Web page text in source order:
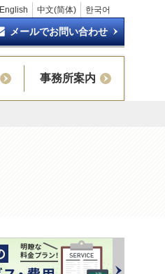
English 中文(简体) 한국어
メールでお問い合わせ
事務所案内